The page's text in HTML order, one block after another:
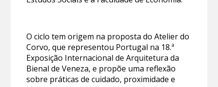
O ciclo tem origem na proposta do Atelier do
Corvo, que representou Portugal na 18.ª
Exposição Internacional de Arquitetura da
Bienal de Veneza, e propõe uma reflexão
sobre práticas de cuidado, proximidade e